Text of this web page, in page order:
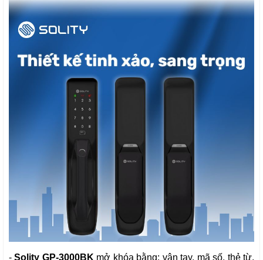
-Solity GP-3000BK mở khóa bằng: vân tay, mã số, thẻ từ,